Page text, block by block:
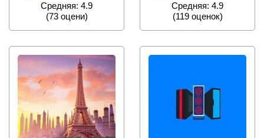
Средняя: 4.9
(73оцени)
Средняя: 4.9
(119оценок)